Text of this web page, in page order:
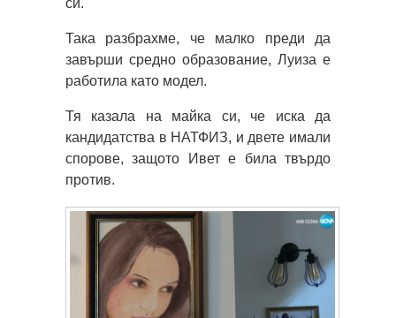
си.
Така разбрахме, че малко преди да
завърши средно образование, Луиза е
работила като модел.
Тя казала на майка си, че иска да
кандидатства в НАТФИЗ, и двете имали
спорове, защото Ивет е била твърдо
против.